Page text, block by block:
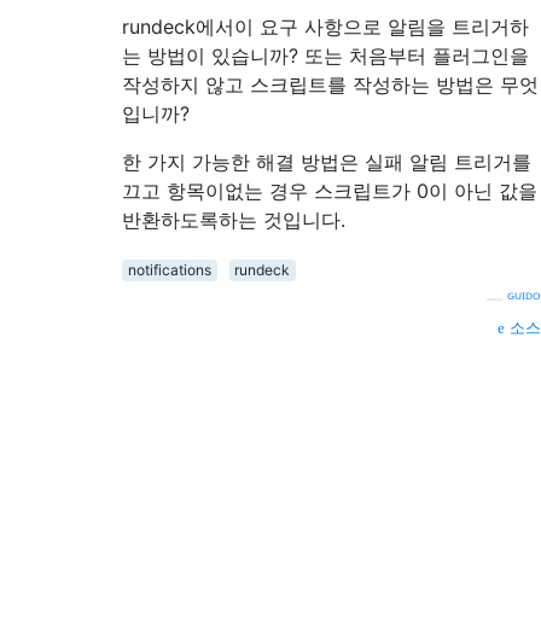
rundeck에서이 요구 사항으로 알림을 트리거하
는 방법이 있습니까? 또는 처음부터 플러그인을
작성하지 않고 스크립트를 작성하는 방법은 무엇
입니까?
한 가지 가능한 해결 방법은 실패 알림 트리거를
끄고 항목이없는 경우 스크립트가 0이 아닌 값을
반환하도록하는 것입니다.
notifications
rundeck
ᴳᵁᴵᴰᴼ
소스